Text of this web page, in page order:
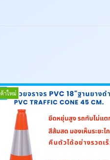
าใหม่